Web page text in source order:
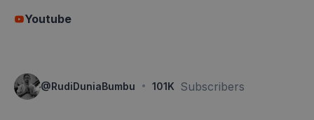
Youtube
@ RudiDuniaBumbu · 101K Subscribers